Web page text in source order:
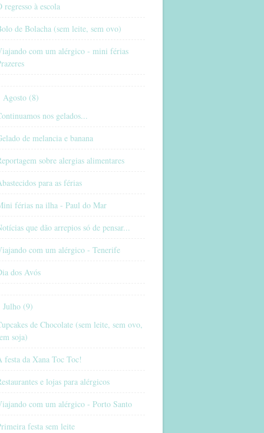
regresso à escola
de Bolacha (sem leite, sem ovo)
com um alérgico - mini férias
Agosto (8)
nos gelados...
de melancia e banana
sobre alergias alimentares
para as férias
férias na ilha - Paul do Mar
que dão arrepios só de pensar...
com um alérgico - Tenerife
dos Avós
Julho (9)
de Chocolate (sem leite, sem ovo,
soja)
festa da Xana Toc Toc!
e lojas para alérgicos
com um alérgico - Porto Santo
festa sem leite